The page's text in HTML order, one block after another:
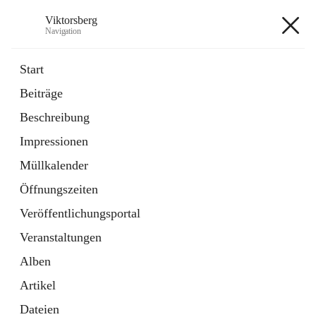
Viktorsberg
Navigation
Start
Beiträge
Beschreibung
Impressionen
Müllkalender
Öffnungszeiten
Veröffentlichungsportal
Veranstaltungen
Alben
Artikel
Dateien
1 Schnellzugriff
Bürgerservice
10 Schnellzugriffe